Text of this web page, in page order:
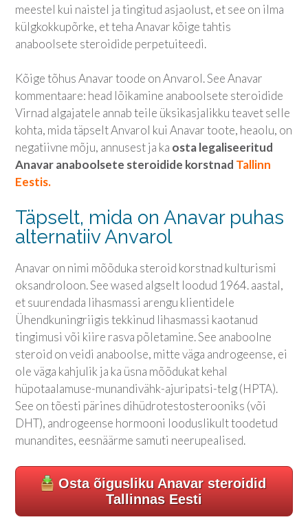
meestel kui naistel ja tingitud asjaolust, et see on ilma
külgkokkupõrke, et teha Anavar kõige tahtis
anaboolsete steroidide perpetuiteedi.
Kõige tõhus Anavar toode on Anvarol. See Anavar
kommentaare: head lõikamine anaboolsete steroidide
Virnad algajatele annab teile üksikasjalikku teavet selle
kohta, mida täpselt Anvarol kui Anavar toote, heaolu, on
negatiivne mõju, annusest ja ka osta legaliseeritud
Anavar anaboolsete steroidide korstnad Tallinn
Eestis.
Täpselt, mida on Anavar puhas
alternatiiv Anvarol
Anavar on nimi mõõduka steroid korstnad kulturismi
oksandroloon. See wased algselt loodud 1964. aastal,
et suurendada lihasmassi arengu klientidele
Ühendkuningriigis tekkinud lihasmassi kaotanud
tingimusi või kiire rasva põletamine. See anaboolne
steroid on veidi anaboolse, mitte väga androgeense, ei
ole väga kahjulik ja ka üsna mõõdukat kehal
hüpotaalamuse-munandivähk-ajuripatsi-telg (HPTA).
See on tõesti pärines dihüdrotestosterooniks (või
DHT), androgeense hormooni looduslikult toodetud
munandites, eesnäärme samuti neerupealised.
Osta õigusliku Anavar steroidid
Tallinnas Eesti